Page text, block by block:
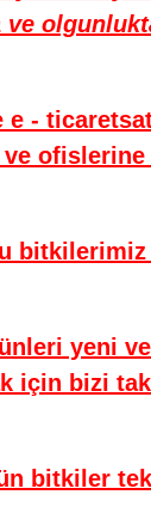
ve
e -
ofislerine
yeni
için bizi
bitkiler